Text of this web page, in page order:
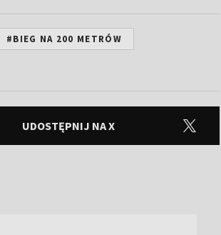
#BIEG NA 200 METRÓW
UDOSTĘPNIJ NA X